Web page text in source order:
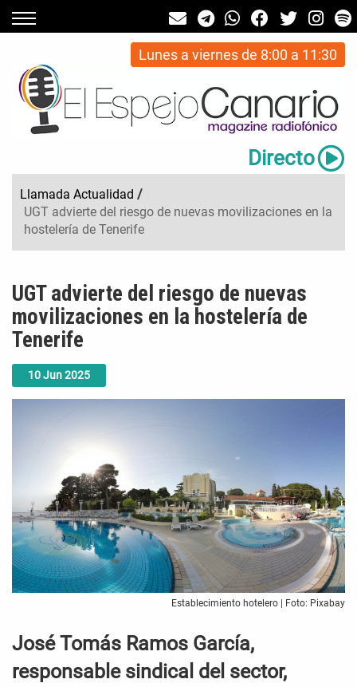
Lunes a viernes de 8:00 a 11:30
Directo
Llamada Actualidad /
UGT advierte del riesgo de nuevas movilizaciones en la
hostelería de Tenerife
10Jun2025
UGT advierte del riesgo de nuevas
movilizaciones en la hostelería de
Tenerife
Establecimiento hotelero | Foto: Pixabay
José Tomás Ramos García,
responsable sindical del sector,